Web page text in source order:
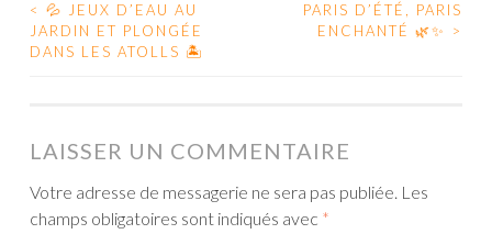
NAVIGATION DES ARTICLES
< 💦 JEUX D’EAU AU
JARDIN ET PLONGÉE
DANS LES ATOLLS 🏝️
PARIS D’ÉTÉ, PARIS
ENCHANTÉ 🌿✨
>
LAISSER UN COMMENTAIRE
Votre adresse de messagerie ne sera pas publiée. Les
champs obligatoires sont indiqués avec *